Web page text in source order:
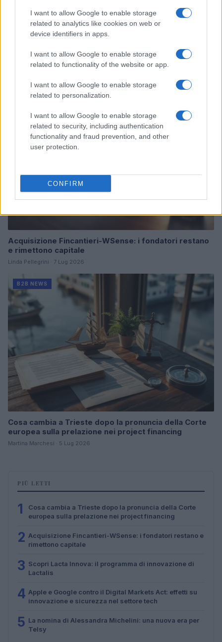
I want to allow Google to enable storage
related to analytics like cookies on web or
device identifiers in apps.
I want to allow Google to enable storage
related to functionality of the website or app.
I want to allow Google to enable storage
related to personalization.
I want to allow Google to enable storage
related to security, including authentication
functionality and fraud prevention, and other
user protection.
CONFIRM
Ripensare le tecnologie umanitarie oltre i criteri dei
donatori
Martina Marchesi · 10 Lug 2026
Acquisizione Fincantieri-WSense: i fondatori restano
e rimettono capitale
Linda Pellegrini · 7 Lug 2026
B2B NEWS
Cosa cambia a Trieste dopo la pronuncia della Corte
europea sulla prelazione nei project financing
Martina Marchesi · 5 Lug 2026
PIÙ LETTI
1
Cosa cambia a Trieste dopo la pronuncia della Corte
europea sulla prelazione nei project financing
2 Acquisizione Fincantieri-WSense: i fondatori restano e
rimettono capitale
3 Scopri Lacta Innova: il programma di innovazione di
Lactalis
4 Apple e Google contro il Digital Markets Act: effetti su
innovazione e sicurezza nel settore tech
5 La nomina di Alessandra Michelini: una nuova era per
Telsy